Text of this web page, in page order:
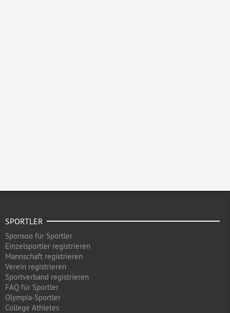
SPORTLER
Sponsoo für Sportler
Einzelsportler registrieren
Mannschaft registrieren
Verein registrieren
Sportverband registrieren
FAQ für Sportler
Olympia-Sportler
College Athletes